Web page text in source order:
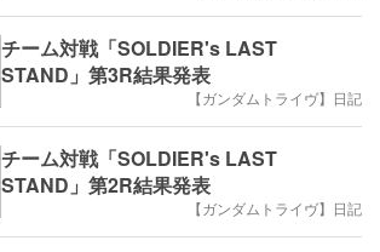
チーム対戦「SOLDIER's LAST
STAND」第3R結果発表
【ガンダムトライヴ】日記
チーム対戦「SOLDIER's LAST
STAND」第2R結果発表
【ガンダムトライヴ】日記